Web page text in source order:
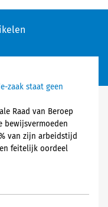
zaak staat geen
Raad van Beroep
bewijsvermoeden
van zijn arbeidstijd
feitelijk oordeel